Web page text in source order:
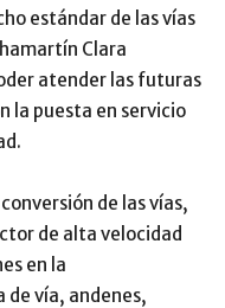
estándar de las vías
Clara
atender las futuras
la puesta en servicio
de las vías,
de alta velocidad
en la
vía, andenes,